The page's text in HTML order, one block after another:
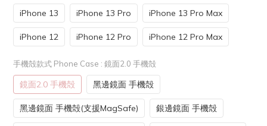
iPhone 13 iPhone 13 Pro iPhone 13 Pro Max
iPhone 12 iPhone 12 Pro iPhone 12 Pro Max
手機殻款式 Phone Case : 鏡面2.0 手機殻
鏡面2.0 手機殻 黑邊鏡面 手機殻
黑邊鏡面 手機殻(支援MagSafe) 銀邊鏡面 手機殻